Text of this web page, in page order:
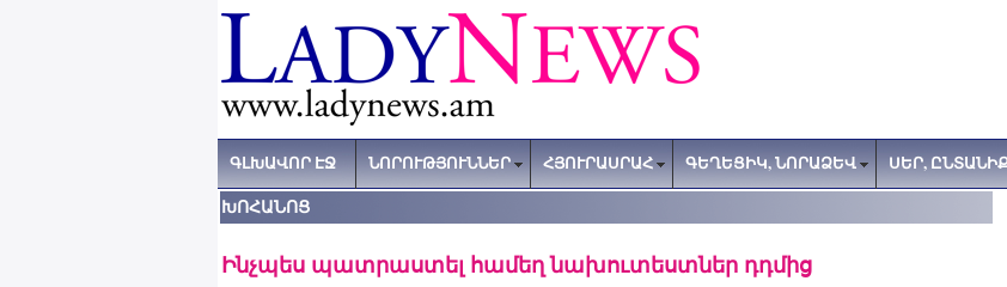
ԳԼԽԱՎՈՐ ԷՋ ՆՈՐՈՒԹՅՈՒՆՆԵՐ ՀՅՈՒՐԱՍՐԱՀ ԳԵՂԵՑԻԿ, ՆՈՐԱՁԵՎ ՍԵՐ,
ԽՈՀԱՆՈՑ
Ինչպես պատրաստել համեղ նախուտեստներ դդմից